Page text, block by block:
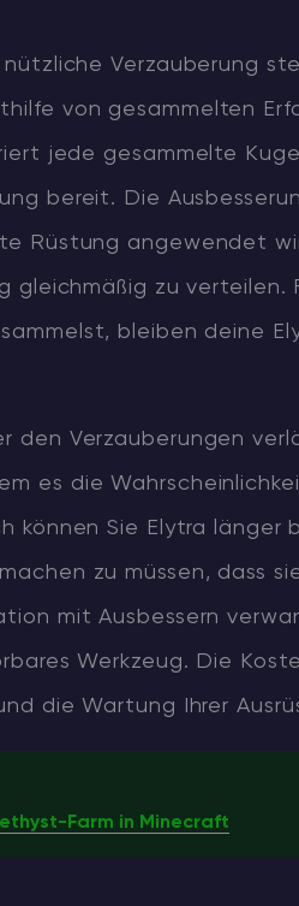
nützliche Verzauberung
von gesammelten
jede gesammelte
bereit. Die
Rüstung angewendet
gleichmäßig zu verteilen.
bleiben deine
den Verzauberungen
es die
können Sie Elytra länger
zu müssen, dass
mit Ausbessern
Werkzeug. Die
die Wartung Ihrer
Farm in Minecraft